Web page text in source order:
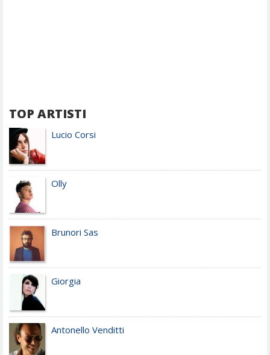
TOP ARTISTI
Lucio Corsi
Olly
Brunori Sas
Giorgia
Antonello Venditti